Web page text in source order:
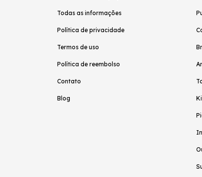
Todas as informações
Política de privacidade
Termos de uso
Política de reembolso
Contato
Blog